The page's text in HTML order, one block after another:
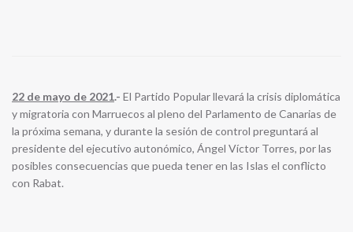
22 de mayo de 2021.- El Partido Popular llevará la crisis diplomática
y migratoria con Marruecos al pleno del Parlamento de Canarias de
la próxima semana, y durante la sesión de control preguntará al
presidente del ejecutivo autonómico, Ángel Víctor Torres, por las
posibles consecuencias que pueda tener en las Islas el conflicto
con Rabat.